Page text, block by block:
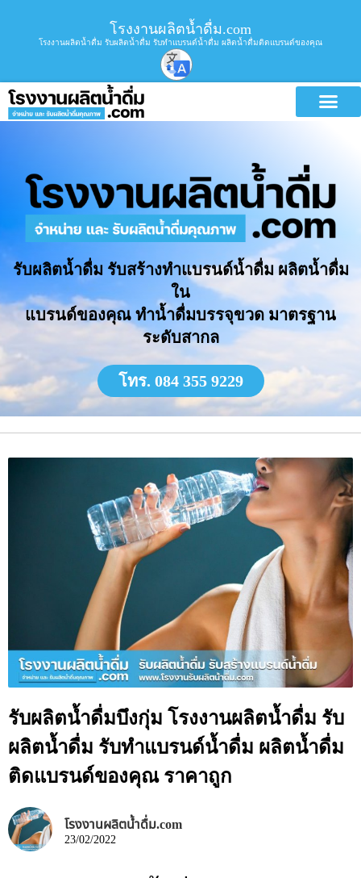
โรงงานผลิตน้ำดื่ม.com
โรงงานผลิตน้ำดื่ม รับผลิตน้ำดื่ม รับทำแบรนด์น้ำดื่ม ผลิตน้ำดื่มติดแบรนด์ของคุณ
รับผลิตน้ำดื่ม รับสร้างทำแบรนด์น้ำดื่ม ผลิตน้ำดื่ม
ใน
แบรนด์ของคุณ ทำน้ำดื่มบรรจุขวด มาตรฐาน
ระดับสากล
โทร. 084 355 9229
รับผลิตน้ำดื่มบึงกุ่ม โรงงานผลิตน้ำดื่ม รับ
ผลิตน้ำดื่ม รับทำแบรนด์น้ำดื่ม ผลิตน้ำดื่ม
ติดแบรนด์ของคุณ ราคาถูก
โรงงานผลิตน้ำดื่ม.com
23/02/2022